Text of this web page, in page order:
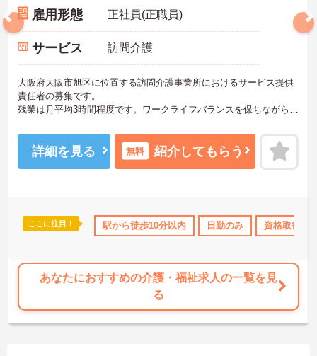
サポート 研修制度あり 産休･育休･介護休暇取得実績あり
雇用形態 正社員(正職員)
サービス 訪問介護
大阪府大阪市旭区に位置する訪問介護事業所におけるサービス提供
責任者の募集です。
残業は月平均3時間程度です。ワークライフバランスを保ちながらご
績があり、ライフステージが変化しても働ける職場環境です。
ご興味のある方には、面接対策ポイントなど、さらに詳細をご案内
しますのでお気軽にご相談ください！
詳細を見る 無料 紹介してもらう
ここに注目！ 駅から徒歩10分以内 日勤のみ 資格取得サ
あなたにおすすめの介護・福祉求人の一覧を見
る